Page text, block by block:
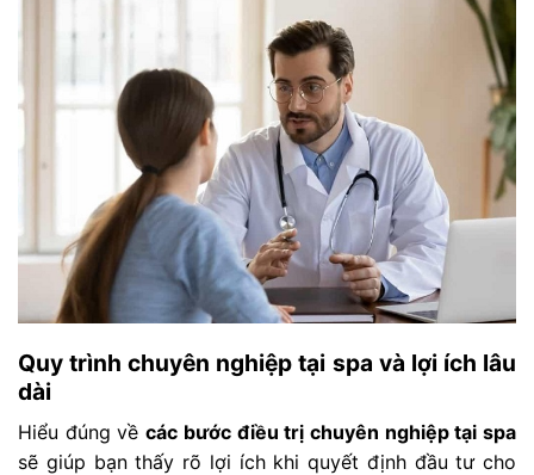
Quy trình chuyên nghiệp tại spa và lợi ích lâu
dài
Hiểu đúng vềcác bước điều trị chuyên nghiệp tại spa
sẽ giúp bạn thấy rõ lợi ích khi quyết định đầu tư cho